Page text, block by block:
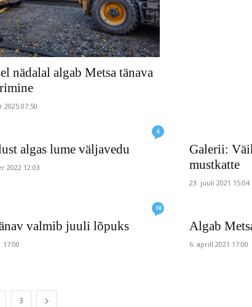
nädalal algab Metsa tänava
07:50
6
algas lume väljavedu
2022 12:03
Galerii:
mustkatte
23. juuli 2021 15:04
10
valmib juuli lõpuks
17:00
Algab
6. aprill 2021 17:00
3